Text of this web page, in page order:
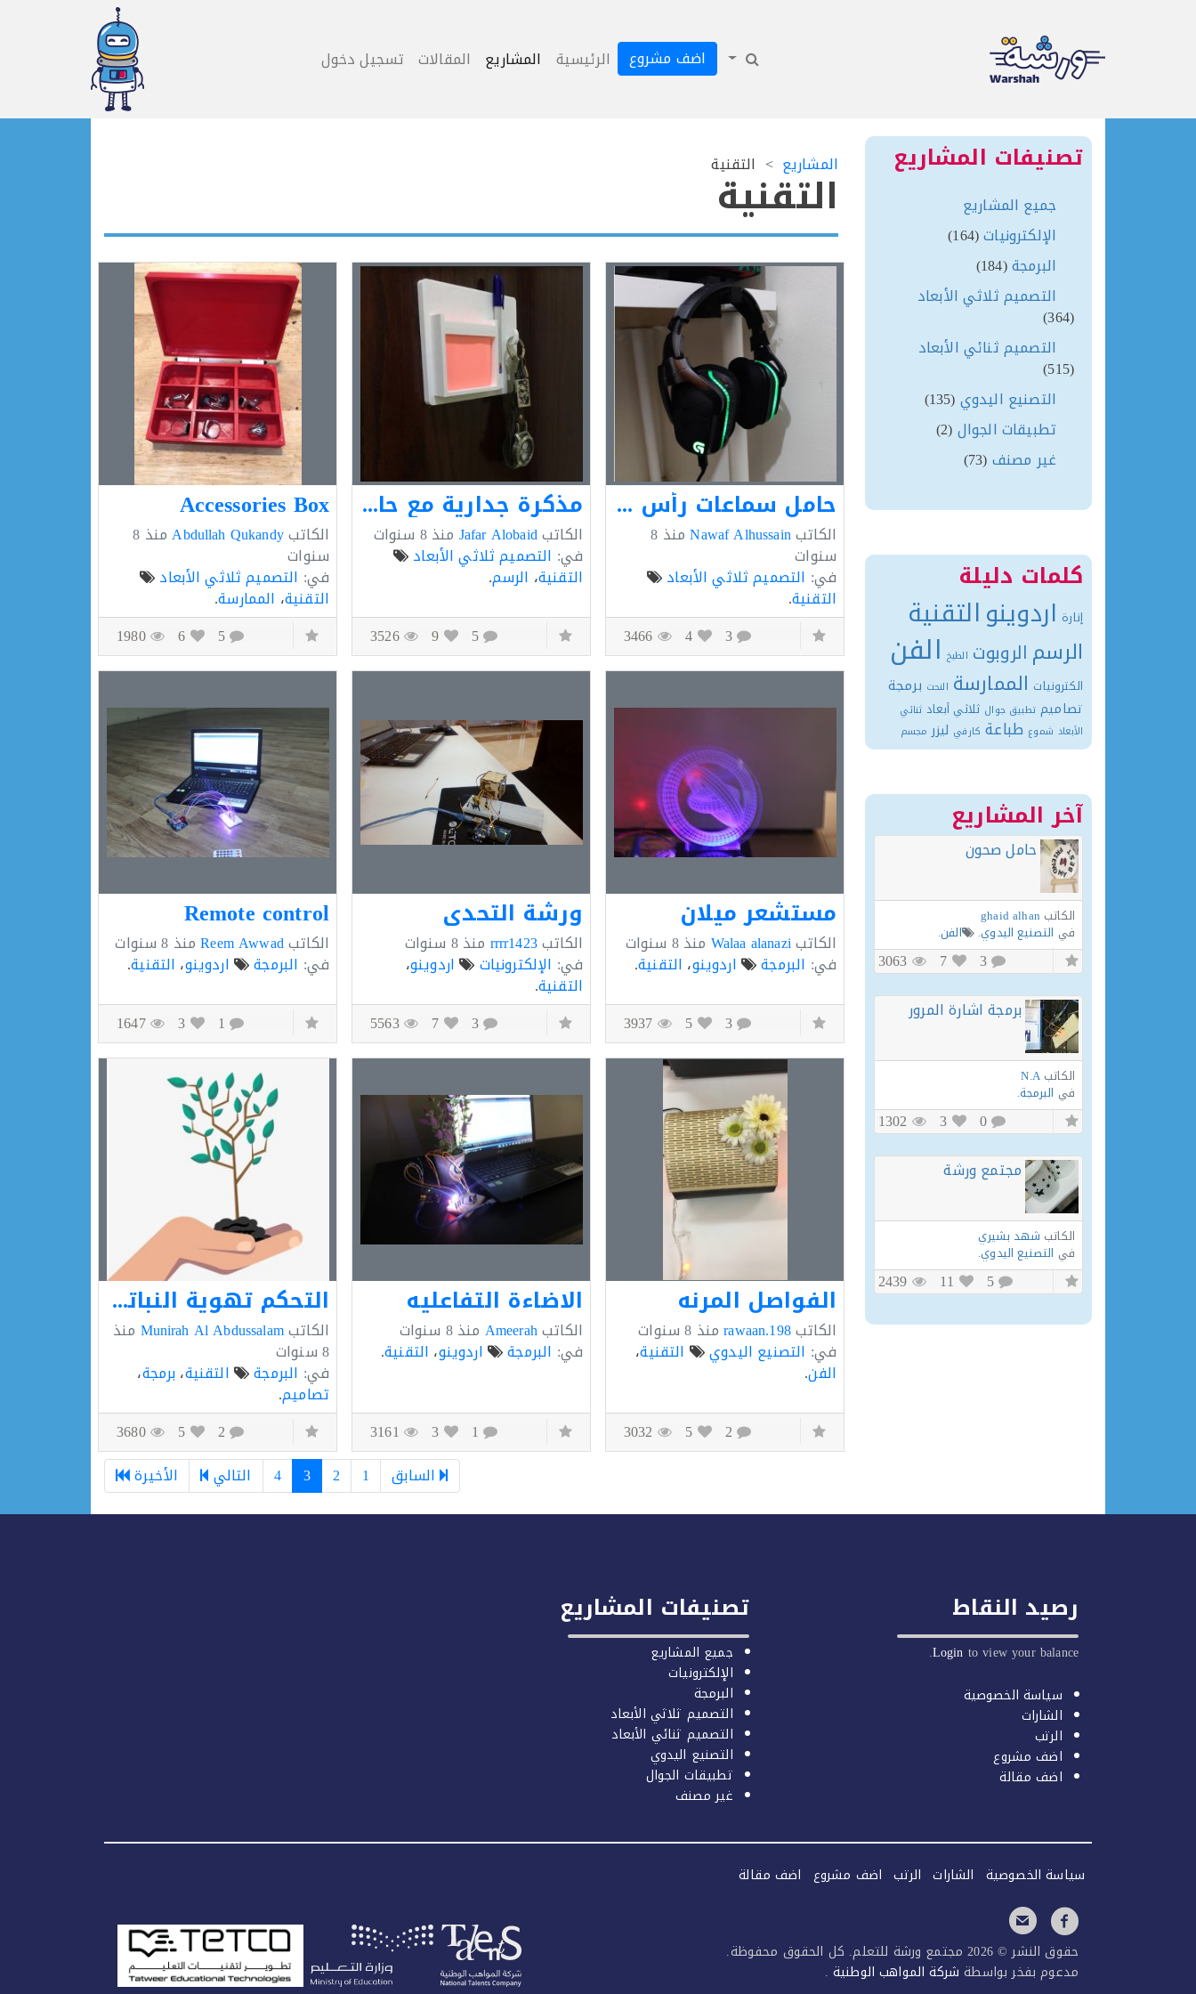
اضف مشروع الرئيسية المشاريع المقالات تسجيل دخول
Skip
المشاريع التقنية
التقنية
حامل سماعات رأس مكتبي
الكاتبNawaf Alhussain منذ 8
سنوات
في: التصميم ثلاثي الأبعاد
التقنية.
3
مذكرة جدارية مع حامل للمفاتيح
الكاتبJafar Alobaid منذ8 سنوات
في: التصميم ثلاثي الأبعاد
التقنية، الرسم.
5
3526
Accessories Box
الكاتبAbdullah Qukandy منذ 8
سنوات
في: التصميم ثلاثي الأبعاد
التقنية، الممارسة.
5
1980
مستشعر ميلان
الكاتبWalaa alanazi منذ8 سنوات
في: البرمجة اردوينو، التقنية.
3
ورشة التحدي
الكاتبrrrr1423 منذ8 سنوات
في: الإلكترونيات اردوينو،
التقنية.
3
5563
Remote control
الكاتبReem Awwad منذ 8 سنوات
في: البرمجة اردوينو، التقنية.
1
1647
الفواصل المرنه
الكاتبrawaan.198 منذ 8 سنوات
في: التصنيع اليدوي التقنية،
الفن.
2
الاضاءة التفاعليه
الكاتبAmeerah منذ8 سنوات
في: البرمجة اردوينو، التقنية.
1
التحكم تهوية النباتات باستخدام حساس الحرارة
الكاتبMunirah Al Abdussalam منذ
8 سنوات
في: البرمجة التقنية،برمجة،
تصاميم.
2
3680
السابق
1
2
3
4 التالي الأخيرة
تصنيفات المشاريع
جميع المشاريع
الإلكترونيات(164)
البرمجة(184)
التصميم ثلاثي الأبعاد
(364)
التصميم ثنائي الأبعاد
(515)
التصنيع اليدوي(135)
تطبيقات الجوال(2)
غير مصنف(73)
كلمات دليلة
إنارة اردوينوالتقنية
الرسم الروبوت الطبخ الفن
الكترونيات الممارسة النحت برمجة
تصاميم تطبيق جوال ثلاثي أبعاد ثنائي
الأبعاد شموع طباعة كارفي ليزر مجسم
آخر المشاريع
حامل صحون
الكاتب ghaid alhan
في التصنيع اليدوي. الفن.
3
برمجة اشارة المرور
الكاتبN.A
في البرمجة.
0
مجتمع ورشة
الكاتب شهد بشيري
في التصنيع اليدوي.
5
رصيد النقاط
Login to view your balance.
سياسة الخصوصية
الشارات
الرتب
اضف مشروع
اضف مقالة
تصنيفات المشاريع
جميع المشاريع
الإلكترونيات
البرمجة
التصميم ثلاثي الأبعاد
التصميم ثنائي الأبعاد
التصنيع اليدوي
تطبيقات الجوال
غير مصنف
سياسة الخصوصية الشارات الرتب اضف مشروع اضف مقالة
حقوق النشر © 2026 مجتمع ورشة للتعلم. كل الحقوق محفوظة.
مدعوم بفخر بواسطة شركة المواهب الوطنية .